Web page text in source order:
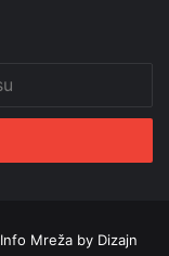
Info Mreža by Dizajn